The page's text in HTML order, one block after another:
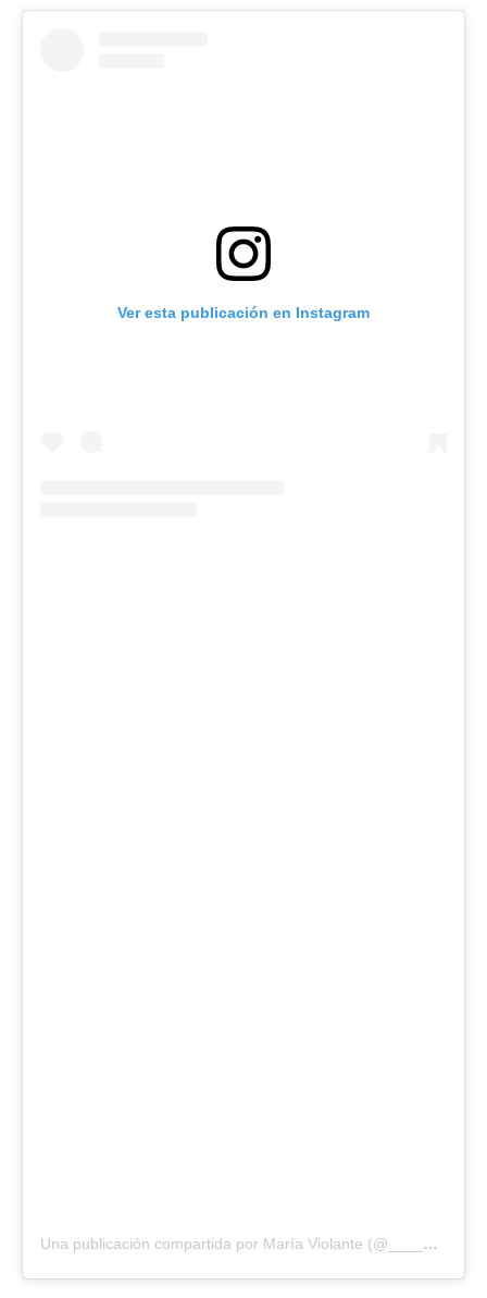
Ver esta publicación en Instagram
Una publicación compartida por María Violante (@____mariaviolante)